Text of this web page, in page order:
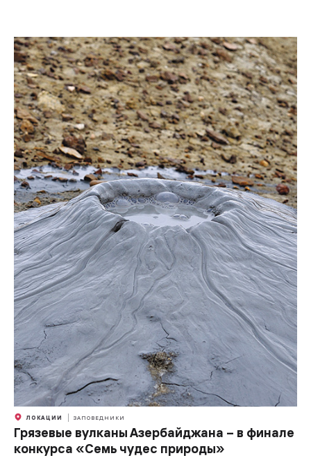
ЛОКАЦИИ ЗАПОВЕДНИКИ
Грязевые вулканы Азербайджана – в финале
конкурса «Семь чудес природы»